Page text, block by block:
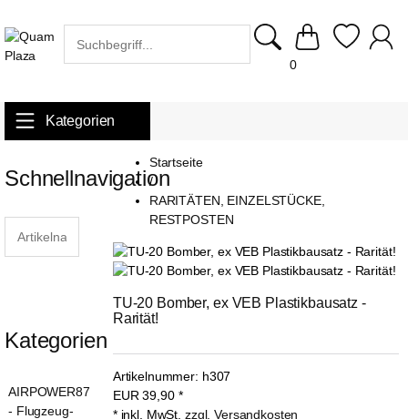
0
Kategorien
Startseite
/
RARITÄTEN, EINZELSTÜCKE,
RESTPOSTEN
TU-20 Bomber, ex VEB Plastikbausatz -
Rarität!
Artikelnummer: h307
EUR 39,90 *
* inkl. MwSt. zzgl. Versandkosten
Schnellnavigation
Kategorien
AIRPOWER87
- Flugzeug-